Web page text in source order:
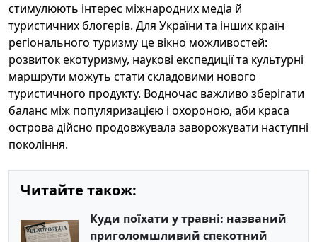
стимулюють інтерес міжнародних медіа й
туристичних блогерів. Для України та інших країн
регіонального туризму це вікно можливостей:
розвиток екотуризму, наукові експедиції та культурні
маршрути можуть стати складовими нового
туристичного продукту. Водночас важливо зберігати
баланс між популяризацією і охороною, аби краса
острова дійсно продовжувала заворожувати наступні
покоління.
Читайте також:
Куди поїхати у травні: названий
приголомшливий спекотний